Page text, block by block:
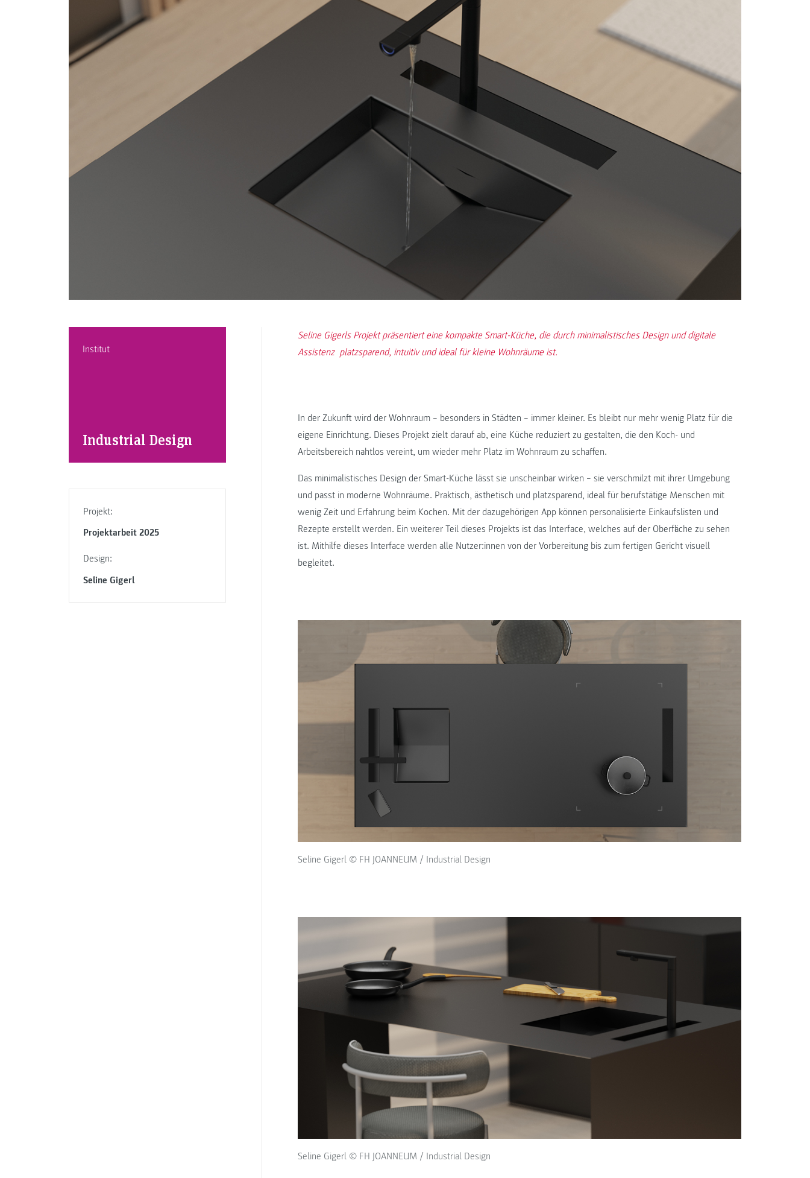
Institut
Industrial Design
Projekt:
Projektarbeit 2025
Design:
Seline Gigerl
Seline Gigerls Projekt präsentiert eine kompakte Smart-Küche, die durch minimalistisches Design und digitale
Assistenz platzsparend, intuitiv und ideal für kleine Wohnräume ist.
In der Zukunft wird der Wohnraum – besonders in Städten – immer kleiner. Es bleibt nur mehr wenig Platz für die
eigene Einrichtung. Dieses Projekt zielt darauf ab, eine Küche reduziert zu gestalten, die den Koch- und
Arbeitsbereich nahtlos vereint, um wieder mehr Platz im Wohnraum zu schaffen.
Das minimalistisches Design der Smart-Küche lässt sie unscheinbar wirken – sie verschmilzt mit ihrer Umgebung
und passt in moderne Wohnräume. Praktisch, ästhetisch und platzsparend, ideal für berufstätige Menschen mit
wenig Zeit und Erfahrung beim Kochen. Mit der dazugehörigen App können personalisierte Einkaufslisten und
Rezepte erstellt werden. Ein weiterer Teil dieses Projekts ist das Interface, welches auf der Oberfläche zu sehen
ist. Mithilfe dieses Interface werden alle Nutzer:innen von der Vorbereitung bis zum fertigen Gericht visuell
begleitet.
Seline Gigerl © FH JOANNEUM / Industrial Design
Seline Gigerl © FH JOANNEUM / Industrial Design